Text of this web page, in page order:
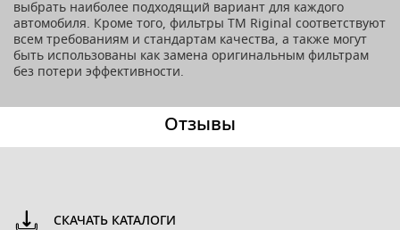
выбрать наиболее подходящий вариант для каждого
автомобиля. Кроме того, фильтры ТМ Riginal соответствуют
всем требованиям и стандартам качества, а также могут
быть использованы как замена оригинальным фильтрам
без потери эффективности.
Отзывы
СКАЧАТЬ КАТАЛОГИ